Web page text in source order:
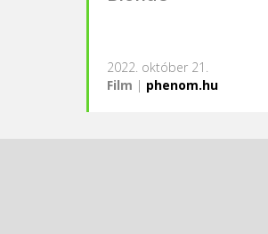
2022. október 21.
Film | phenom.hu